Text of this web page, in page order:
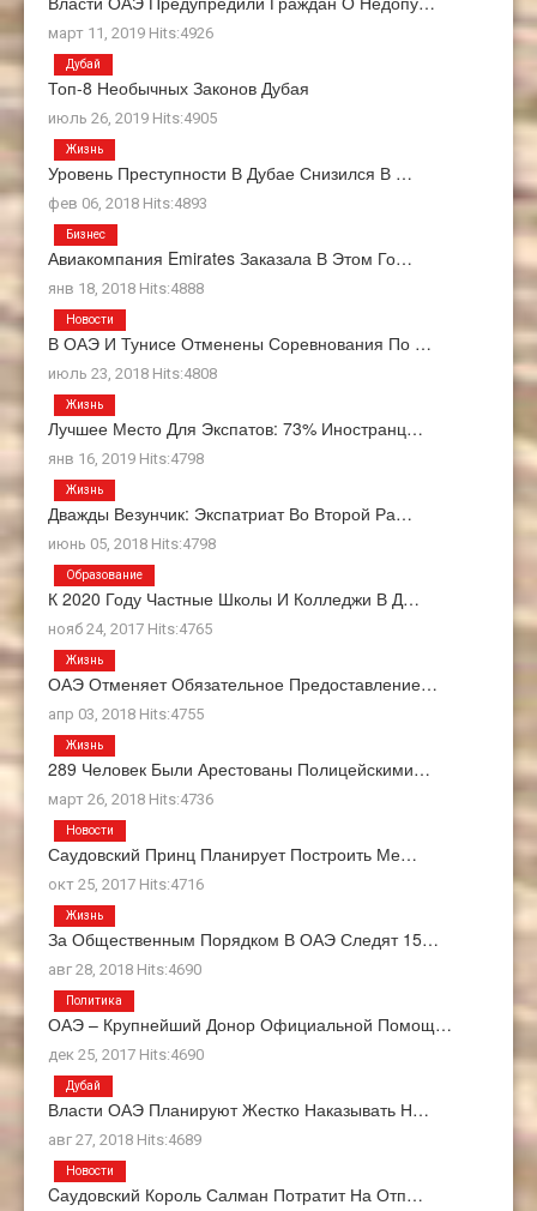
март 11, 2019 Hits:4926
Топ-8 Необычных Законов Дубая
июль 26, 2019 Hits:4905
Дубай
Уровень Преступности В Дубае Снизился В …
фев 06, 2018 Hits:4893
Жизнь
Авиакомпания Emirates Заказала В Этом Го…
янв 18, 2018 Hits:4888
Бизнес
В ОАЭ И Тунисе Отменены Соревнования По …
июль 23, 2018 Hits:4808
Новости
Лучшее Место Для Экспатов: 73% Иностранц…
янв 16, 2019 Hits:4798
Жизнь
Дважды Везунчик: Экспатриат Во Второй Ра…
июнь 05, 2018 Hits:4798
Жизнь
К 2020 Году Частные Школы И Колледжи В Д…
нояб 24, 2017 Hits:4765
Образование
ОАЭ Отменяет Обязательное Предоставление…
апр 03, 2018 Hits:4755
Жизнь
289 Человек Были Арестованы Полицейскими…
март 26, 2018 Hits:4736
Жизнь
Саудовский Принц Планирует Построить Ме…
окт 25, 2017 Hits:4716
Новости
За Общественным Порядком В ОАЭ Следят 15…
авг 28, 2018 Hits:4690
Жизнь
ОАЭ – Крупнейший Донор Официальной Помощ…
дек 25, 2017 Hits:4690
Политика
Власти ОАЭ Планируют Жестко Наказывать Н…
авг 27, 2018 Hits:4689
Дубай
Cаудовский Король Салман Потратит На Отп…
Новости